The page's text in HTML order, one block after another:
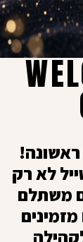
א׳
כל
לא רק
משתלם